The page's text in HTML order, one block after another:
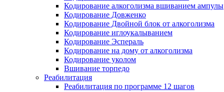
Кодирование алкоголизма вшиванием ампулы
Кодирование Довженко
Кодирование Двойной блок от алкоголизма
Кодирование иглоукалыванием
Кодирование Эспераль
Кодирование на дому от алкоголизма
Кодирование уколом
Вшивание торпедо
Реабилитация
Реабилитация по программе 12 шагов